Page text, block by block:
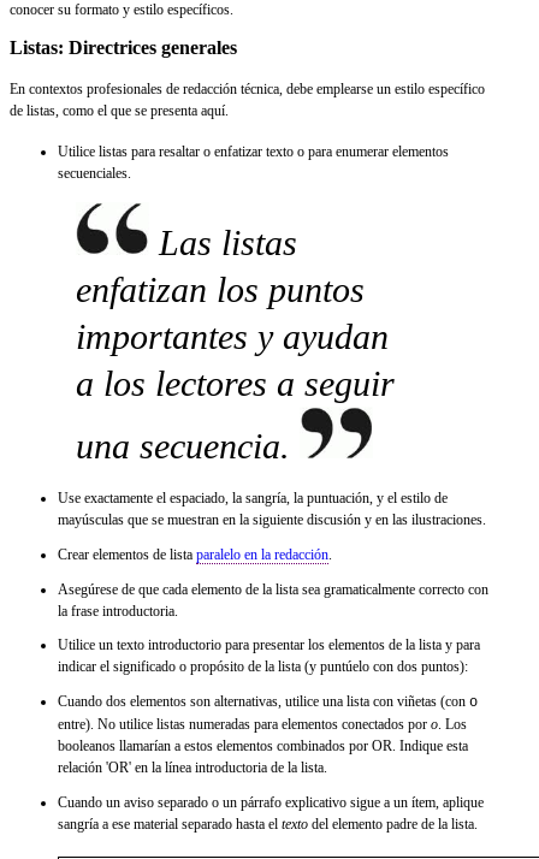
conocer su formato y estilo específicos.
Listas: Directrices generales
En contextos profesionales de redacción técnica, debe emplearse un estilo específico
de listas, como el que se presenta aquí.
Utilice listas para resaltar o enfatizar texto o para enumerar elementos
secuenciales.
Las listas
enfatizan los puntos
importantes y ayudan
a los lectores a seguir
una secuencia.
Use exactamente el espaciado, la sangría, la puntuación, y el estilo de
mayúsculas que se muestran en la siguiente discusión y en las ilustraciones.
Crear elementos de lista paralelo en la redacción.
Asegúrese de que cada elemento de la lista sea gramaticalmente correcto con
la frase introductoria.
Utilice un texto introductorio para presentar los elementos de la lista y para
indicar el significado o propósito de la lista (y puntúelo con dos puntos):
Cuando dos elementos son alternativas, utilice una lista con viñetas (con o
entre). No utilice listas numeradas para elementos conectados por o. Los
booleanos llamarían a estos elementos combinados por OR. Indique esta
relación 'OR' en la línea introductoria de la lista.
Cuando un aviso separado o un párrafo explicativo sigue a un ítem, aplique
sangría a ese material separado hasta el texto del elemento padre de la lista.